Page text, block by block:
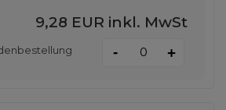
9,28 EUR inkl. MwSt
- +